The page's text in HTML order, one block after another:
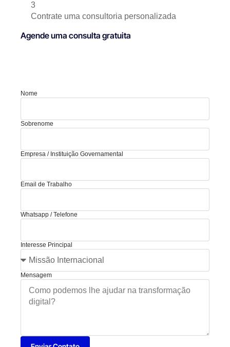
3
Contrate uma consultoria personalizada
Agende uma consulta gratuita
Nome
Sobrenome
Empresa / Instituição Governamental
Email de Trabalho
Whatsapp / Telefone
Interesse Principal
Mensagem